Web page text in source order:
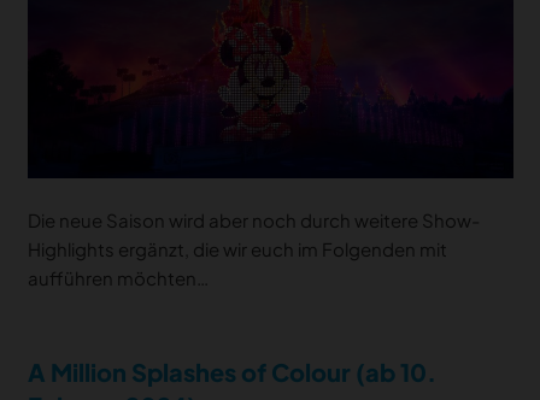
Die neue Saison wird aber noch durch weitere Show-
Highlights ergänzt, die wir euch im Folgenden mit
aufführen möchten…
A Million Splashes of Colour (ab 10.